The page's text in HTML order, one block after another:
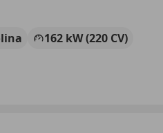
162 kW (220 CV)